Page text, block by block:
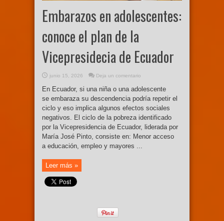
Embarazos en adolescentes:
conoce el plan de la
Vicepresidecia de Ecuador
junio 15, 2026 Deja un comentario
En Ecuador, si una niña o una adolescente
se embaraza su descendencia podría repetir el
ciclo y eso implica algunos efectos sociales
negativos. El ciclo de la pobreza identificado
por la Vicepresidencia de Ecuador, liderada por
María José Pinto, consiste en: Menor acceso
a educación, empleo y mayores ...
Leer más »